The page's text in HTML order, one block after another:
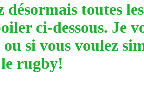
désormais toutes
ci-dessous. Je
si vous voulez
rugby!